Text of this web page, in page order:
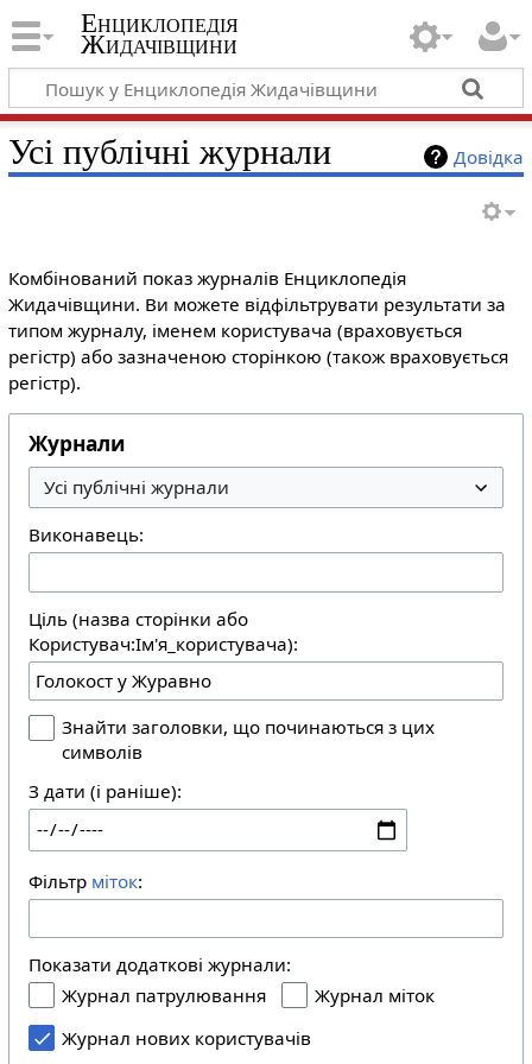
Енциклопедія
Жидачівщини
Довідка
Усі публічні журнали
Комбінований показ журналів Енциклопедія
Жидачівщини. Ви можете відфільтрувати результати за
типом журналу, іменем користувача (враховується
регістр) або зазначеною сторінкою (також враховується
регістр).
Журнали
Виконавець:
Ціль (назва сторінки або
Користувач:Ім'я_користувача):
Знайти заголовки, що починаються з цих
символів
З дати (і раніше):
Фільтр міток:
Показати додаткові журнали:
Журнал патрулювання
Журнал міток
Журнал нових користувачів